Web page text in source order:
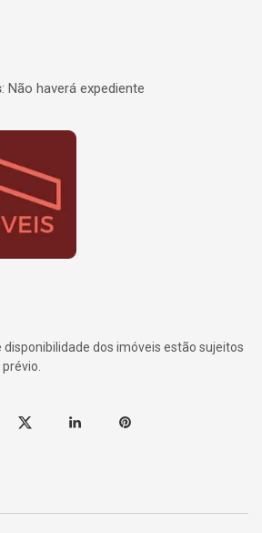
: Não haverá expediente
disponibilidade dos imóveis estão sujeitos
Twitter Linkedin Pinterest